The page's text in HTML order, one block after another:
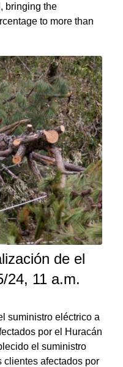
bringing the
to more than
de el
24, 11 a.m.
suministro eléctrico a
por el Huracán
el suministro
clientes afectados por